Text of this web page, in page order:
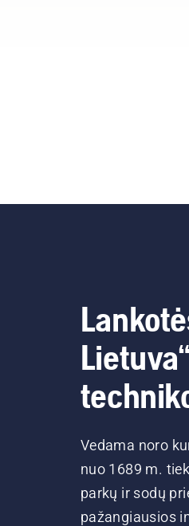
Vedama noro
nuo 1689 m.
parkų ir sodų
pažangiausios